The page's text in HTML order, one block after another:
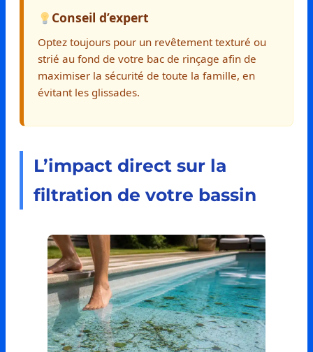
Conseil d’expert
Optez toujours pour un revêtement texturé ou
strié au fond de votre bac de rinçage afin de
maximiser la sécurité de toute la famille, en
évitant les glissades.
L’impact direct sur la
filtration de votre bassin